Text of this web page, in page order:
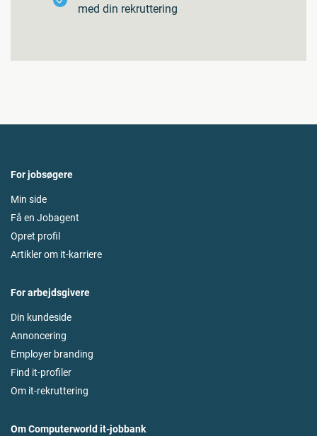
med din rekruttering
For jobsøgere
Min side
Få en Jobagent
Opret profil
Artikler om it-karriere
For arbejdsgivere
Din kundeside
Annoncering
Employer branding
Find it-profiler
Om it-rekruttering
Om Computerworld it-jobbank